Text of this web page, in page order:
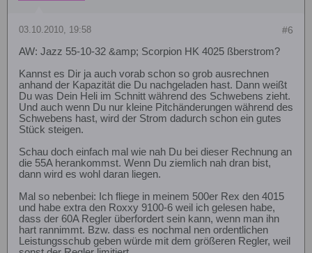
#6
03.10.2010, 19:58
AW: Jazz 55-10-32 &amp; Scorpion HK 4025 ßberstrom?
Kannst es Dir ja auch vorab schon so grob ausrechnen
anhand der Kapazität die Du nachgeladen hast. Dann weißt
Du was Dein Heli im Schnitt während des Schwebens zieht.
Und auch wenn Du nur kleine Pitchänderungen während des
Schwebens hast, wird der Strom dadurch schon ein gutes
Stück steigen.
Schau doch einfach mal wie nah Du bei dieser Rechnung an
die 55A herankommst. Wenn Du ziemlich nah dran bist,
dann wird es wohl daran liegen.
Mal so nebenbei: Ich fliege in meinem 500er Rex den 4015
und habe extra den Roxxy 9100-6 weil ich gelesen habe,
dass der 60A Regler überfordert sein kann, wenn man ihn
hart rannimmt. Bzw. dass es nochmal nen ordentlichen
Leistungsschub geben würde mit dem größeren Regler, weil